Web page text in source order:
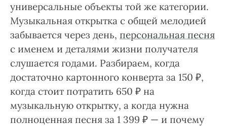
универсальные объекты той же категории.
Музыкальная открытка с общей мелодией
забывается через день, персональная песня
с именем и деталями жизни получателя
слушается годами. Разбираем, когда
достаточно картонного конверта за 150 ₽,
когда стоит потратить 650 ₽ на
музыкальную открытку, а когда нужна
полноценная песня за 1 399 ₽ — и почему